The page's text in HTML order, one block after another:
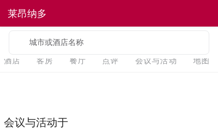
莱昂纳多
城市或酒店名称
酒店 客房 餐厅 点评 会议与活动 地图
会议与活动于